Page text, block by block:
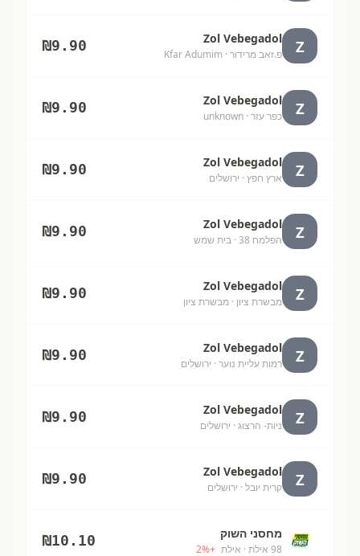
Z
Zol Vebegadol
פ.זאב מרידור · Kfar Adumim
₪9.90
Z
Zol Vebegadol
כפר עזר · unknown
₪9.90
Z
Zol Vebegadol
ארץ חפץ · ירושלים
₪9.90
Z
Zol Vebegadol
הפלמח 38 · בית שמש
₪9.90
Z
Zol Vebegadol
מבשרת ציון · מבשרת ציון
₪9.90
Z
Zol Vebegadol
רמות עליית נוער · ירושלים
₪9.90
Z
Zol Vebegadol
ניות- הרצוג · ירושלים
₪9.90
Z
Zol Vebegadol
קרית יובל · ירושלים
₪9.90
מחסני השוק
98 אילת · אילת +
2%
₪10.10